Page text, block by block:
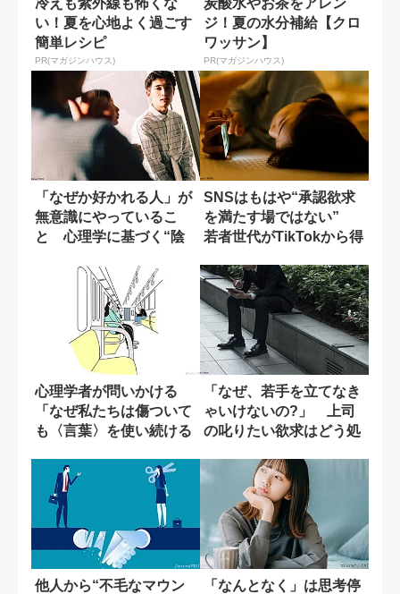
い！夏を心地よく過ごす
簡単レシピ
PR(マガジンハウス)
ジ！夏の水分補給【クロ
ワッサン】
PR(マガジンハウス)
「なぜか好かれる人」が
無意識にやっているこ
と 心理学に基づく“陰
SNSはもはや“承認欲求
を満たす場ではない”
若者世代がTikTokから得
心理学者が問いかける
「なぜ私たちは傷ついて
も〈言葉〉を使い続ける
「なぜ、若手を立てなき
ゃいけないの?」 上司
の叱りたい欲求はどう処
他人から“不毛なマウン
「なんとなく」は思考停